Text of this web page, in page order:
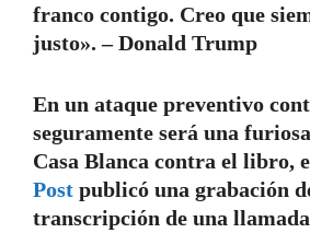
franco contigo. Creo que
justo». – Donald Trump
En un ataque preventivo
seguramente será una
Casa Blanca contra el libro,
Post publicó una grabación
transcripción de una